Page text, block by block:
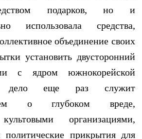
подарков, но и
использовала средства,
объединение своих
установить двусторонний
с ядром южнокорейской
дело еще раз служит
о глубоком вреде,
организациями,
прикрытия для